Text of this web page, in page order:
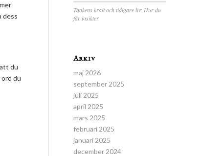
dess
du
du
Tankens kraft och tidigare liv: Hur du
får insikter
Arkiv
maj 2026
september 2025
juli 2025
april 2025
mars 2025
februari 2025
januari 2025
december 2024